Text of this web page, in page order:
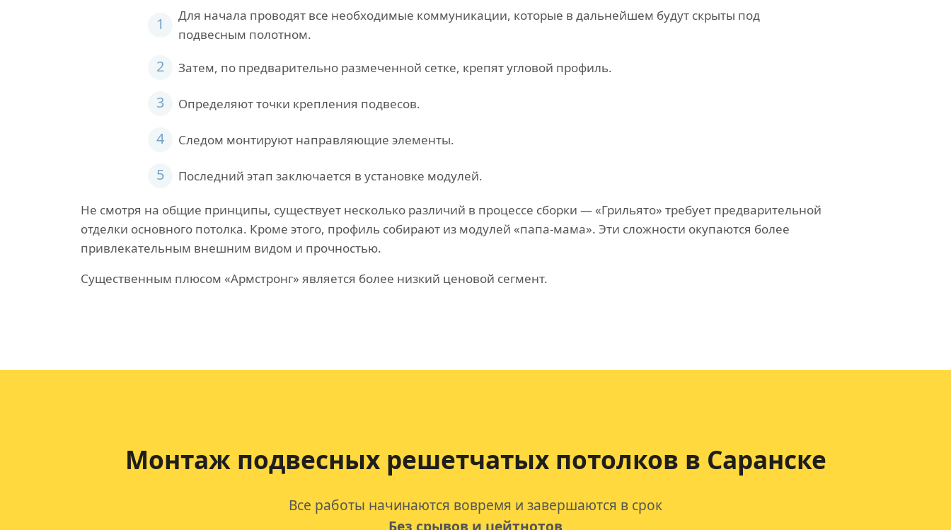
1
Для начала проводят все необходимые коммуникации, которые в дальнейшем будут скрыты под
подвесным полотном.
2 Затем, по предварительно размеченной сетке, крепят угловой профиль.
3 Определяют точки крепления подвесов.
4 Следом монтируют направляющие элементы.
5 Последний этап заключается в установке модулей.
Не смотря на общие принципы, существует несколько различий в процессе сборки — «Грильято» требует предварительной
отделки основного потолка. Кроме этого, профиль собирают из модулей «папа-мама». Эти сложности окупаются более
привлекательным внешним видом и прочностью.
Существенным плюсом «Армстронг» является более низкий ценовой сегмент.
Монтаж подвесных решетчатых потолков в Саранске
Все работы начинаются вовремя и завершаются в срок
Без срывов и цейтнотов